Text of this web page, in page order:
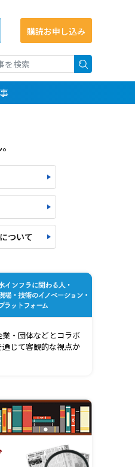
購読お申し込み
ついて
・団体などとコラボ
じて客観的な視点か